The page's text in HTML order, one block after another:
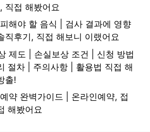
직접 해봤어요
해야 할 음식 | 검사 결과에 영향
직후기, 직접 해보니 이랬어요
제도 | 손실보상 조건 | 신청 방법
절차 | 주의사항 | 활용법 직접 해
출!
약 완벽가이드 | 온라인예약, 접
해봤어요